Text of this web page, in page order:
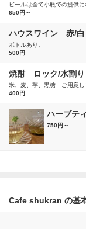
ビールは全て小瓶での提供に
650円～
ハウスワイン 赤/白
ボトルあり。
500円
焼酎 ロック/水割り
米、麦、芋、黒糖 ご用意し
400円
ハーブテ
750円～
Cafe shukran の基